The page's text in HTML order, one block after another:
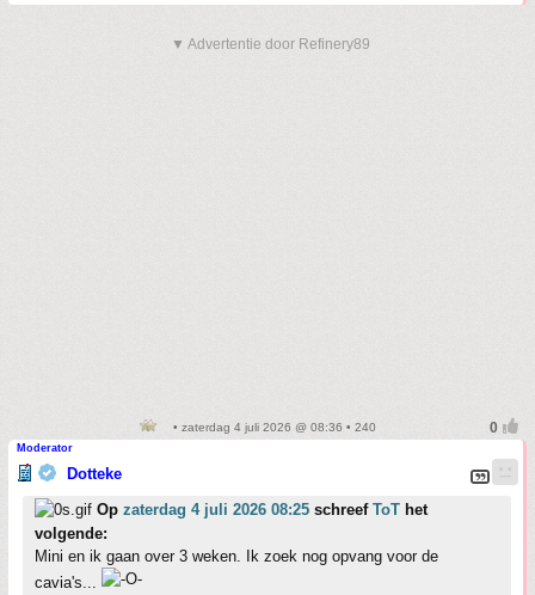
▼ Advertentie door Refinery89
• zaterdag 4 juli 2026 @ 08:36 • 240
Moderator
Dotteke
Op zaterdag 4 juli 2026 08:25 schreef ToT het
volgende:
Mini en ik gaan over 3 weken. Ik zoek nog opvang voor de
cavia's...